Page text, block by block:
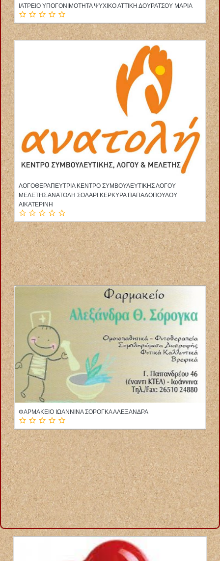
ΨΥΧΟΛΟΓΟΣ ΠΑΙΔΟΨΥΧΟΛΟΓΟΣ ΛΑΡΙΣΑ ΤΣΟΛΑΚΗ ΑΣΠΑΣΙΑ
ΦΥΣΙΚΟΘΕΡΑΠΕΥΤΡΙΑ ΑΛΙΒΕΡΙ ΕΥΒΟΙΑ ΛΑΜΠΡΟΥ ΕΛΕΝΗ